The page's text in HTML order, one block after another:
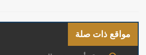
مواقع ذات صلة